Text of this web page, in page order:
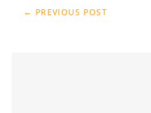
← PREVIOUS POST